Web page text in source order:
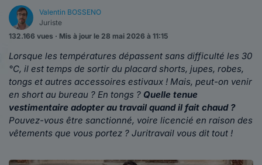
Valentin BOSSENO
Juriste
132.166 vues · Mis à jour le 28 mai 2026 à 11:15
Lorsque les températures dépassent sans difficulté les 30
°C, il est temps de sortir du placard shorts, jupes, robes,
tongs et autres accessoires estivaux ! Mais, peut-on venir
en short au bureau ? En tongs ? Quelle tenue
vestimentaire adopter au travail quand il fait chaud ?
Pouvez-vous être sanctionné, voire licencié en raison des
vêtements que vous portez ? Juritravail vous dit tout !